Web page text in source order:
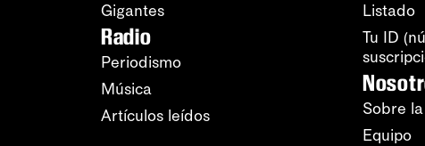
Gigantes
Radio
Periodismo
Música
Artículos leídos
Listado
Tu ID
Sobre
Equipo